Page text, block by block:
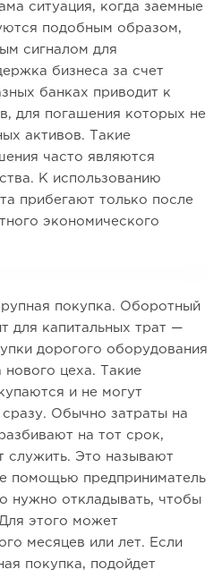
ситуация, когда заемные
подобным образом,
сигналом для
бизнеса за счет
банках приводит к
для погашения которых не
активов. Такие
часто являются
К использованию
прибегают только после
экономического
покупка. Оборотный
для капитальных трат —
дорогого оборудования
нового цеха. Такие
и не могут
Обычно затраты на
на тот срок,
служить. Это называют
помощью предприниматель
нужно откладывать, чтобы
этого может
месяцев или лет. Если
покупка, подойдет